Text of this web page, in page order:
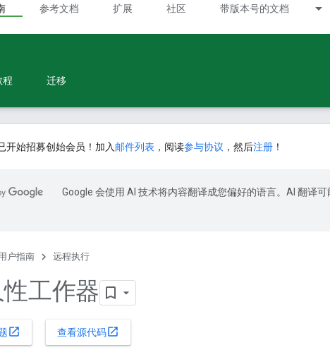
参考文档 扩展 社区 带版本号的文档
程 迁移
开始招募创始会员！加入 邮件列表 ，阅读参与协议 ，然后注册 ！
Google 会使用 AI 技术将内容翻译成您偏好的语言。AI 翻译
户指南 远程执行
工作器
open_in_new 查看源代码open_in_new